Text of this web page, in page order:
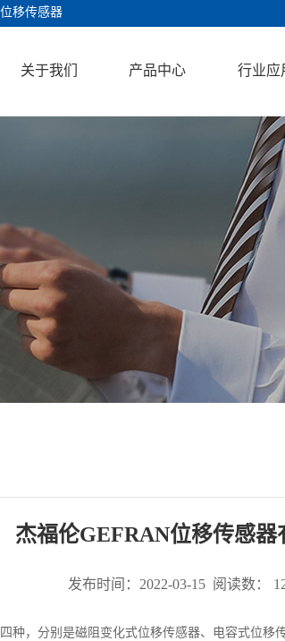
移传感器
关于我们 产品中心 行业应
杰福伦GEFRAN位移传感器
发布时间：2022-03-15 阅读数：
种，分别是磁阻变化式位移传感器、电容式位移